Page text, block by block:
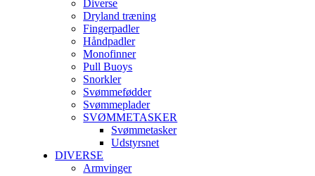
Diverse
Dryland træning
Fingerpadler
Håndpadler
Monofinner
Pull Buoys
Snorkler
Svømmefødder
Svømmeplader
SVØMMETASKER
Svømmetasker
Udstyrsnet
DIVERSE
Armvinger